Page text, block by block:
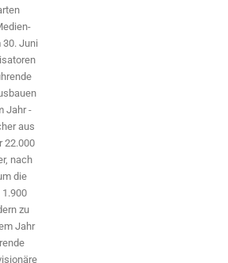
30. Juni
Jahr
aus
22.000
nach
die
zu
Jahr